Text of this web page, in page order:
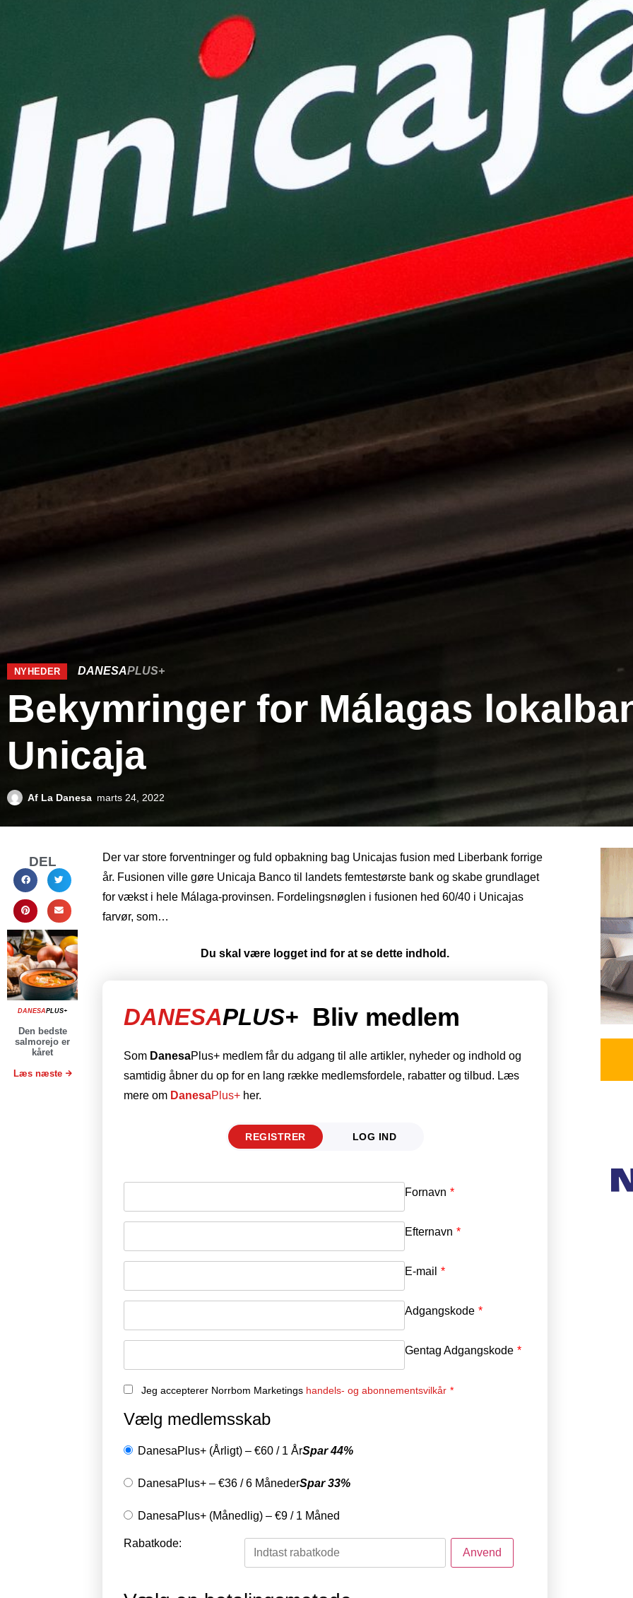
NYHEDER DANESAPLUS+
Bekymringer for Málagas
Unicaja
Af La Danesa marts 24, 2022
DEL
DANESAPLUS+
Den bedste
salmorejo er
kåret
Læs næste
Der var store forventninger og fuld opbakning bag Unicajas fusion med Liberbank forrige
år. Fusionen ville gøre Unicaja Banco til landets femtestørste bank og skabe grundlaget
for vækst i hele Málaga-provinsen. Fordelingsnøglen i fusionen hed 60/40 i Unicajas
farvør, som…
Du skal være logget ind for at se dette indhold.
DANESAPLUS+ Bliv medlem
Som DanesaPlus+ medlem får du adgang til alle artikler, nyheder og indhold og
samtidig åbner du op for en lang række medlemsfordele, rabatter og tilbud. Læs
mere om DanesaPlus+ her.
REGISTRER LOG IND
Fornavn *
Efternavn *
E-mail *
Adgangskode *
Gentag Adgangskode *
Jeg accepterer Norrbom Marketings handels- og abonnementsvilkår *
Vælg medlemsskab
DanesaPlus+ (Årligt) – €60 / 1 ÅrSpar 44%
DanesaPlus+ – €36 /6 MånederSpar 33%
DanesaPlus+ (Månedlig) – €9 / 1 Måned
Rabatkode:
E-mail
Adgangskode